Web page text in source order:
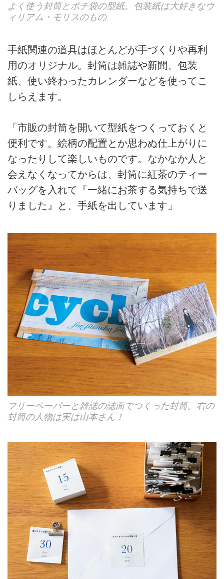
よく使う封筒とポチ袋の型紙。包装紙は大好きなウ
ィリアム・モリスのもの
手紙関連の道具はほとんどが手づくりや再利
用のオリジナル。封筒は雑誌や新聞、包装
紙、使い終わったカレンダーなどを使ってこ
しらえます。
「市販の封筒を開いて型紙をつくっておくと
便利です。絵柄の配置とか思わぬ仕上がりに
なったりして楽しいものです。なかなか人と
会えなくなってからは、封筒に紅茶のティー
バッグを入れて『一緒にお茶する気持ちで送
りました』と、手紙を出しています」
フリーペーパーと雑誌の誌面でつくった封筒。右の
封筒の人物は実は山本さん！